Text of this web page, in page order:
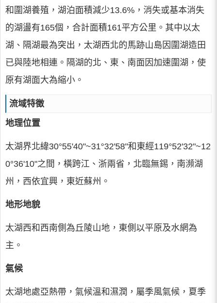
和圍湖養殖，湖泊面積減少13.6%，消失或基本消失
的湖盪有165個，合計面積161平方公里。其中以太
湖、隔湖最為突出，太湖西北的馬跡山島因圍湖造田
已與陸地相連。隔湖的北、東、南面因加速圍湖，使
原有湖面大為縮小。
流域特徵
地理位置
太湖界北緯30°55'40"~31°32'58"和東經119°52'32"~12
0°36'10"之間，橫跨江、浙兩省，北臨無錫，南瀕湖
州，西依宜興，東近蘇州。
地形地貌
太湖西和西南側為丘陵山地，東側以平原及水網為
主。
氣候
太湖地處亞熱帶，氣候溫和濕潤，屬季風氣候，夏季